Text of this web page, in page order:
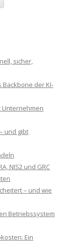
sicher,
der KI-
und gibt
NIS2 und GRC
– und wie
Betriebssystem
Ein